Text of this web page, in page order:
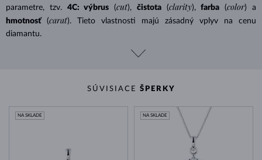
parametre, tzv.
4C: výbrus (cut), čistota (clarity), farba (color) a
hmotnosť
(carat). Tieto vlastnosti majú zásadný vplyv na cenu
diamantu.
SÚVISIACE ŠPERKY
NA SKLADE NA SKLADE